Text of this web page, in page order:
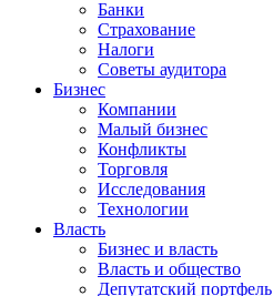
Банки
Страхование
Налоги
Советы аудитора
Бизнес
Компании
Малый бизнес
Конфликты
Торговля
Исследования
Технологии
Власть
Бизнес и власть
Власть и общество
Депутатский портфель